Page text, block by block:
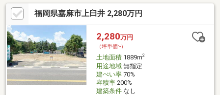
渡し！》●土地面積：379.08㎡（約114.67坪）●現況木造平屋建て
の古家有り！●約1km圏内にスーパー、コンビニ、ドラックスト
ア、銀行、郵便局等有り！●JR後藤寺線「下鴨生」駅まで車で約5
分！●西鉄バス「鴨生口第一」停まで徒歩約8分！〇ぜひお気軽に
お問い合わせください！（エイチ・マリー株式会社 TEL：092-
624-0039）
福岡県嘉麻市上臼井 2,280万円
2,280万円
（坪単価:-）
土地面積1889m2
用途地域無指定
建ぺい率70%
容積率200%
建築条件なし